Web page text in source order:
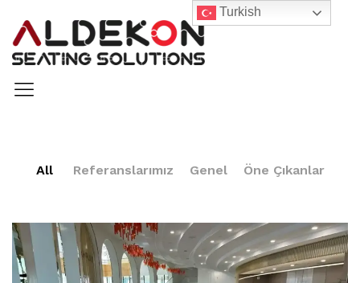
All Referanslarımız Genel Öne Çıkanlar
Turkish